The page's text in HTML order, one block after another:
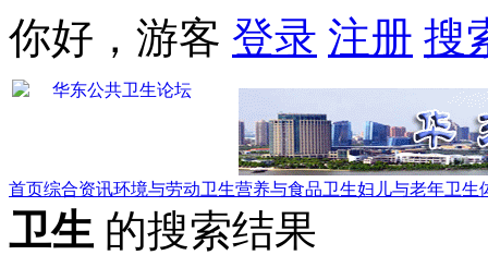
你好，游客 登录 注册 搜
首页综合资讯环境与劳动卫生营养与食品卫生妇儿与老年卫生
卫生 的搜索结果